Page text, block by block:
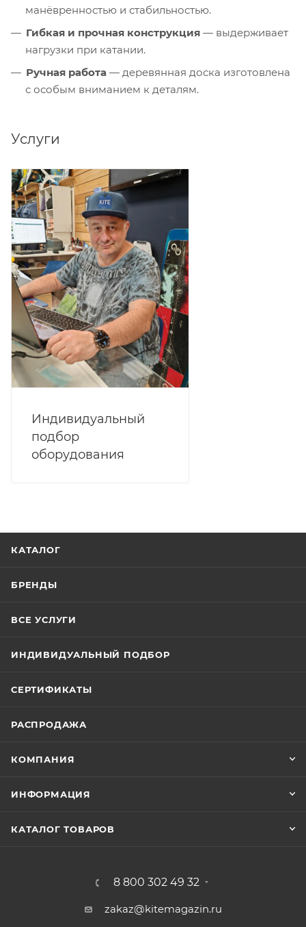
манёвренностью и стабильностью.
Гибкая и прочная конструкция — выдерживает
нагрузки при катании.
Ручная работа — деревянная доска изготовлена
с особым вниманием к деталям.
Услуги
Индивидуальный
подбор
оборудования
КАТАЛОГ
БРЕНДЫ
ВСЕ УСЛУГИ
ИНДИВИДУАЛЬНЫЙ ПОДБОР
СЕРТИФИКАТЫ
РАСПРОДАЖА
КОМПАНИЯ
ИНФОРМАЦИЯ
КАТАЛОГ ТОВАРОВ
8 800 302 49 32
zakaz@kitemagazin.ru